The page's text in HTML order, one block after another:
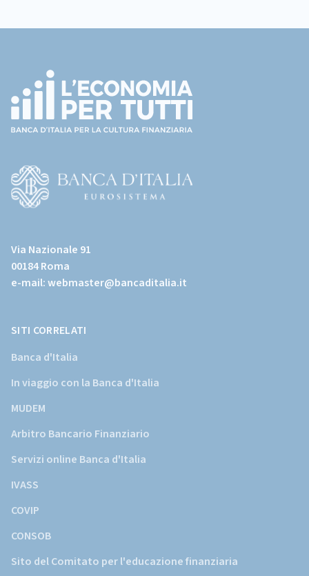
page)
sito
istituzionale
della
Via Nazionale 91
00184 Roma
e-mail:webmaster@bancaditalia.it
SITI CORRELATI
Banca d'Italia
In viaggio con la Banca d'Italia
MUDEM
Arbitro Bancario Finanziario
Servizi online Banca d'Italia
IVASS
COVIP
CONSOB
Sito del Comitato per l'educazione finanziaria